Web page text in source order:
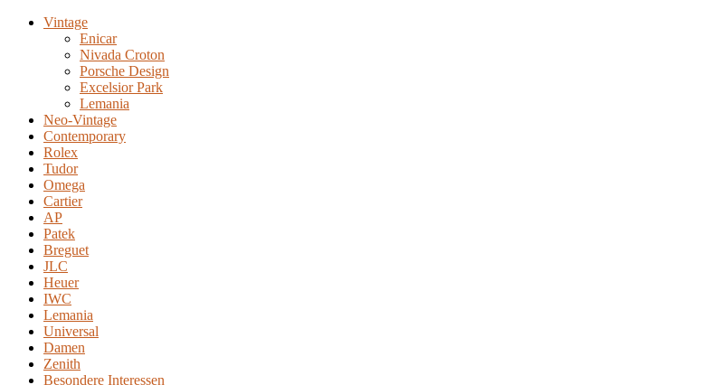
Vintage
Enicar
Nivada Croton
Porsche Design
Excelsior Park
Lemania
Neo-Vintage
Contemporary
Rolex
Tudor
Omega
Cartier
AP
Patek
Breguet
JLC
Heuer
IWC
Lemania
Universal
Damen
Zenith
Besondere Interessen